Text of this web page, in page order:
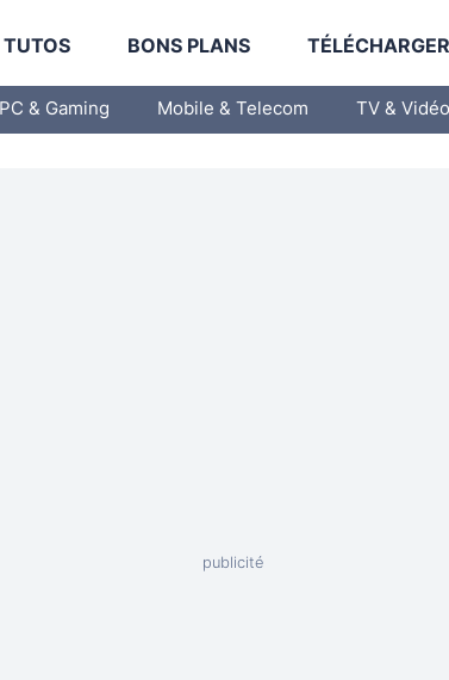
TUTOS BONS PLANS
PC & Gaming Mobile & Telecom TV & Vidéo